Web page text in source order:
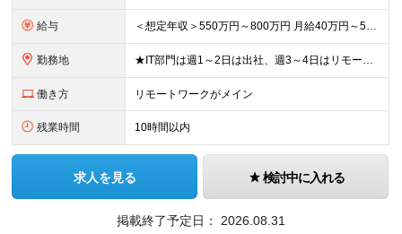
給与 ＜想定年収＞550万円～800万円 月給40万円～55万円＋賞与＋交通費全額支給＋各種手当(子女教育手当等) ※経験・能力などを考慮し相談の上、当社規定により決定します。 ※上記金額には16～21時
勤務地 ★IT部門は週1～2日は出社、週3～4日はリモートワーク ★勤務地はご本人のご希望を最優先します ■飯田橋オフィス／東京都新宿区揚場町2-26 SKビル ■本社／神奈川県相模原市南区古淵2-14-
働き方 リモートワークがメイン
残業時間 10時間以内
求人を見る 検討中に入れる
掲載終了予定日： 2026.08.31